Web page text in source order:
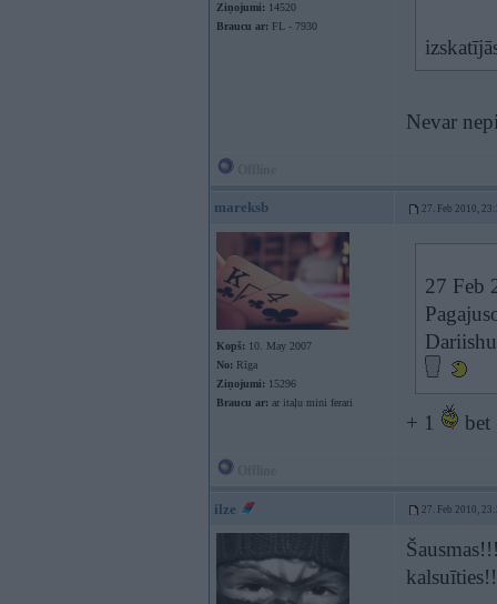
Ziņojumi: 14520
Braucu ar: FL - 7930
Nevar
mareksb 27. Feb 2010,
Kopš: 10. May 2007
No: Rīga
Ziņojumi: 15296
Braucu ar: ar itaļu mini ferari
27 Feb
+ 1 bet
ilze 27. Feb 2010,